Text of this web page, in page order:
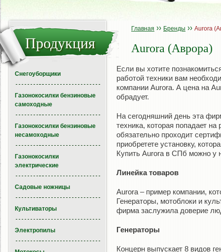
Главная ›› Бренды ›› Aurora
Aurora (Аврора)
Если вы хотите
работой техники вам
компании Aurora. А цена на
обрадует.
На сегодняшний день эта
техника, которая попадает
обязательно проходит
приобретете установку,
Купить Aurora в СПб можно у
Линейка товаров
Aurora – пример компании,
Генераторы, мотоблоки и
фирма заслужила доверие
Генераторы
Концерн выпускает 8 видов
Продукция
Снегоуборщики
Газонокосилки бензиновые
самоходные
Газонокосилки бензиновые
несамоходные
Газонокосилки
электрические
Садовые ножницы
Культиваторы
Электропилы